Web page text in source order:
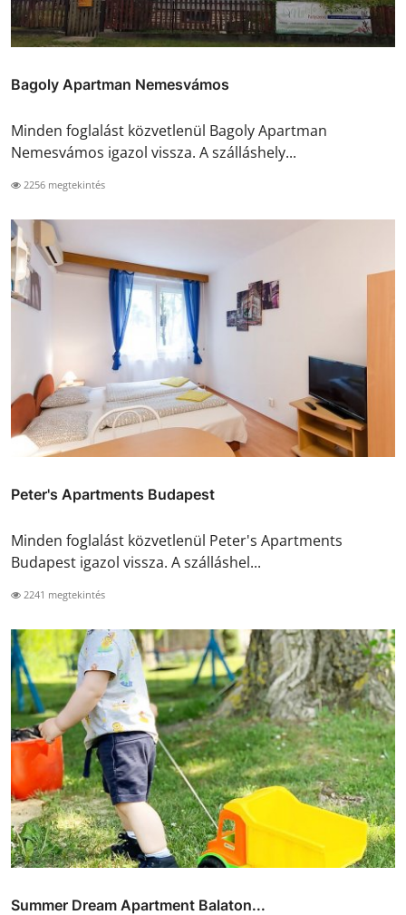
Bagoly Apartman Nemesvámos
Minden foglalást közvetlenül Bagoly Apartman
Nemesvámos igazol vissza. A szálláshely...
2256 megtekintés
Peter's Apartments Budapest
Minden foglalást közvetlenül Peter's Apartments
Budapest igazol vissza. A szálláshel...
2241 megtekintés
Summer Dream Apartment Balaton...